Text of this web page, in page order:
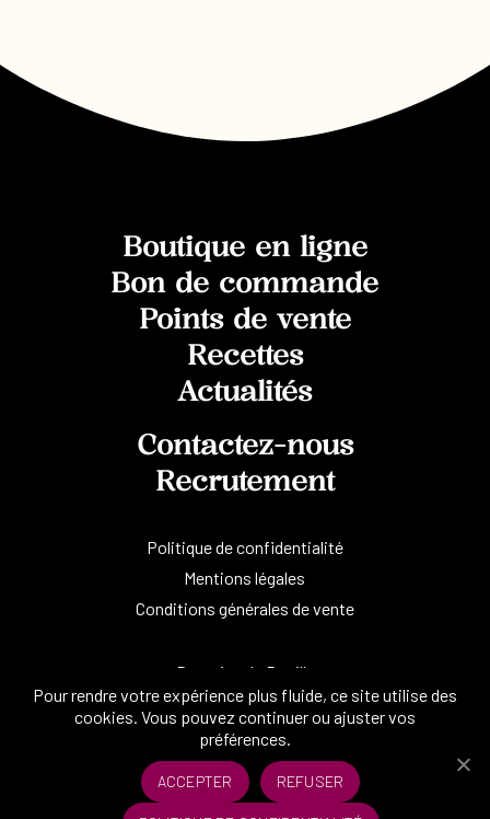
Boutique en ligne
Bon de commande
Points de vente
Recettes
Actualités
Contactez-nous
Recrutement
Politique de confidentialité
Mentions légales
Conditions générales de vente
Domaine de Rouilly
86190 Chalandray
Pour rendre votre expérience plus fluide, ce site utilise des
cookies. Vous pouvez continuer ou ajuster vos
préférences.
ACCEPTER REFUSER